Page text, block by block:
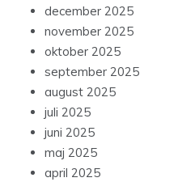
december 2025
november 2025
oktober 2025
september 2025
august 2025
juli 2025
juni 2025
maj 2025
april 2025